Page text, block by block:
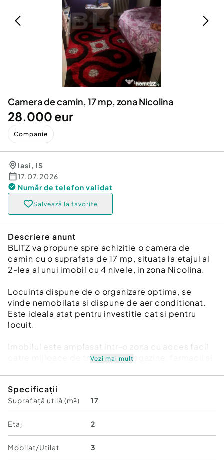
Servicii
Animale de companie
Afaceri și echipamente profesionale
Inchiriere Bunuri si Vehicule
Utilaje agricole si industriale
Piese auto si accesorii
Camera de camin, 17 mp, zona Nicolina
28.000 eur
Companie
Iasi, IS
17.07.2026
Număr de telefon validat
Salvează la favorite
Descriere anunt
BLITZ va propune spre achizitie o camera de
camin cu o suprafata de 17 mp, situata la etajul al
2-lea al unui imobil cu 4 nivele, in zona Nicolina.
Locuinta dispune de o organizare optima, se
vinde nemobilata si dispune de aer conditionat.
Este ideala atat pentru investitie cat si pentru
locuit.
Imobilul este amplasat intr-o zona cu acces facil
catre mijloace de transport, magazine, farmacii si
Nu dispune de baie proprie!
Pentru mai multe detalii sau stabilirea unei
vizionari, va stam la dispozitie.
Cod ofertă / ID BLITZ: P172574
Vezi mai mult
Specificații
Suprafață utilă (m²) 17
Etaj 2
Mobilat/Utilat 3